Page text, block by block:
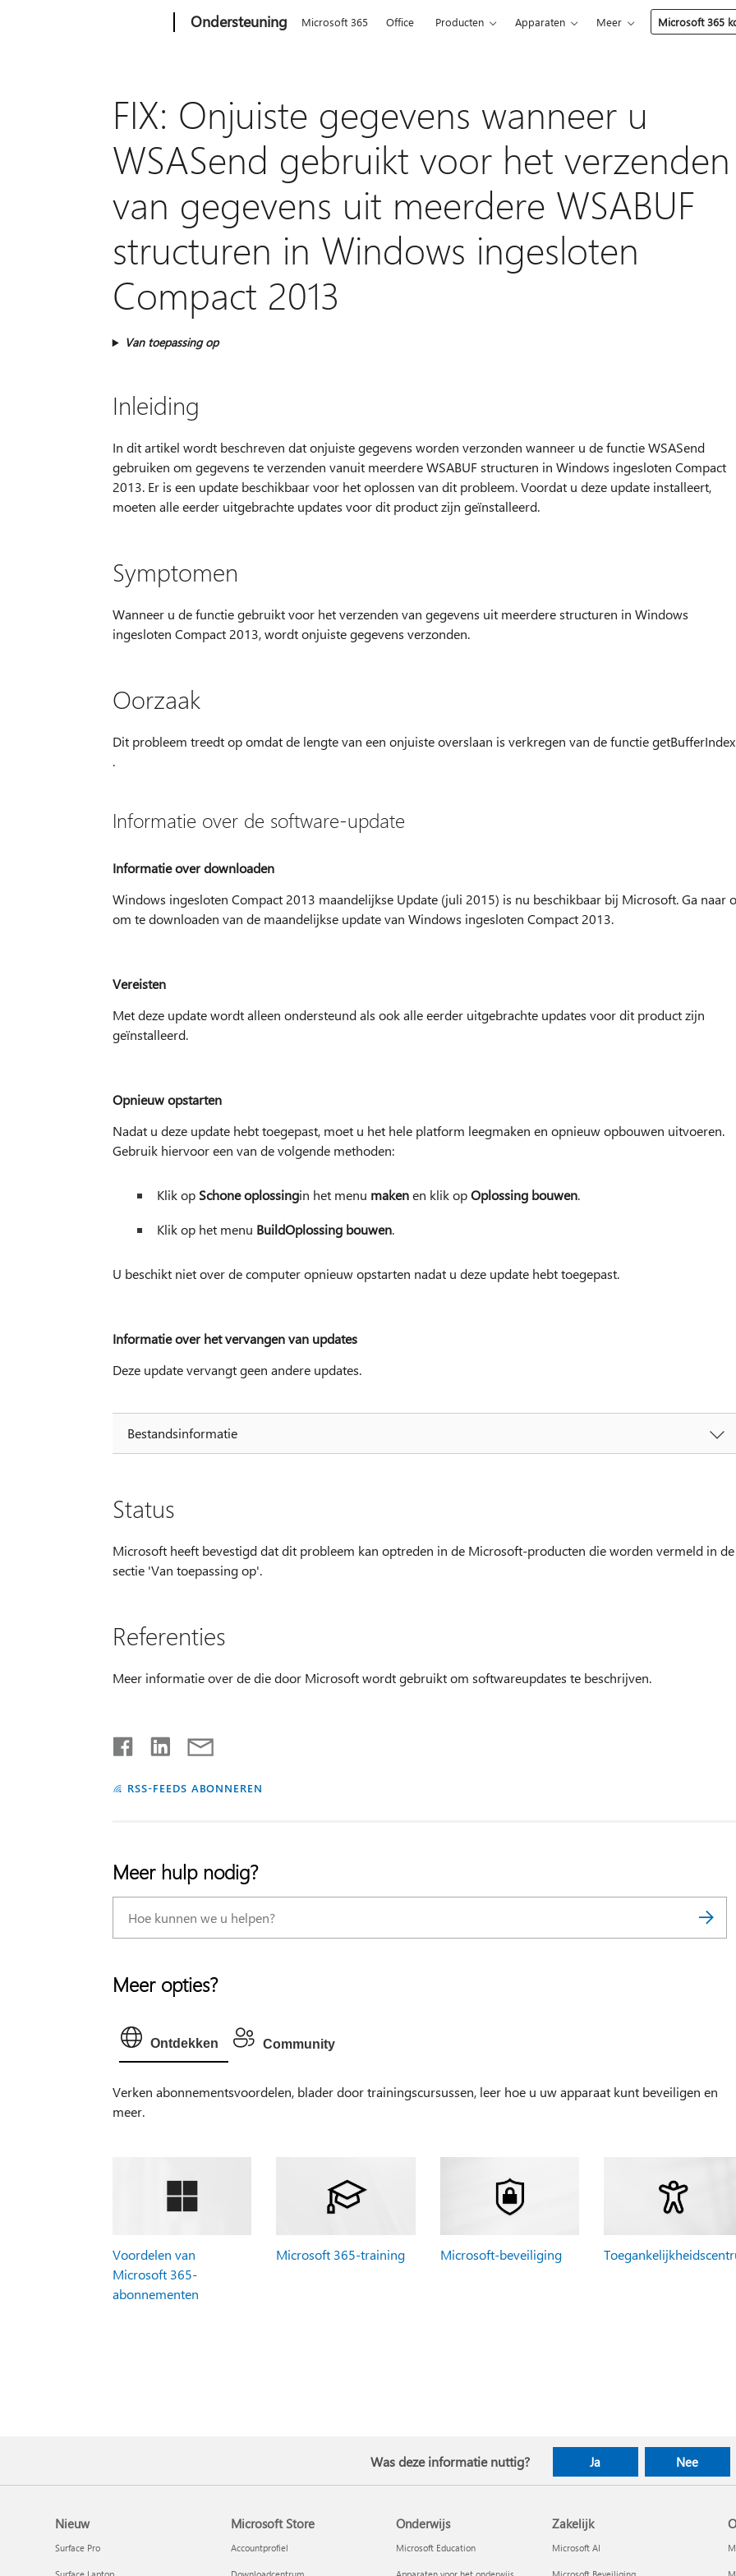
Ondersteuning Microsoft 365 Office Producten Apparaten Meer Microsoft 365
FIX: Onjuiste gegevens wanneer u
WSASend gebruikt voor het verzenden
van gegevens uit meerdere WSABUF
structuren in Windows ingesloten
Compact 2013
Van toepassing op
Inleiding
In dit artikel wordt beschreven dat onjuiste gegevens worden verzonden wanneer u de functie WSASend
gebruiken om gegevens te verzenden vanuit meerdere WSABUF structuren in Windows ingesloten Compact
2013. Er is een update beschikbaar voor het oplossen van dit probleem. Voordat u deze update installeert,
moeten alle eerder uitgebrachte updates voor dit product zijn geïnstalleerd.
Symptomen
Wanneer u de functie gebruikt voor het verzenden van gegevens uit meerdere structuren in Windows
ingesloten Compact 2013, wordt onjuiste gegevens verzonden.
Oorzaak
Dit probleem treedt op omdat de lengte van een onjuiste overslaan is verkregen van de functie
.
Informatie over de software-update
Informatie over downloaden
Windows ingesloten Compact 2013 maandelijkse Update (juli 2015) is nu beschikbaar bij Microsoft. Ga naar
om te downloaden van de maandelijkse update van Windows ingesloten Compact 2013.
Vereisten
Met deze update wordt alleen ondersteund als ook alle eerder uitgebrachte updates voor dit product zijn
geïnstalleerd.
Opnieuw opstarten
Nadat u deze update hebt toegepast, moet u het hele platform leegmaken en opnieuw opbouwen uitvoeren.
Gebruik hiervoor een van de volgende methoden:
Klik op Schone oplossingin het menu makenen klik opOplossing bouwen.
Klik op het menu BuildOplossing bouwen.
U beschikt niet over de computer opnieuw opstarten nadat u deze update hebt toegepast.
Informatie over het vervangen van updates
Deze update vervangt geen andere updates.
Bestandsinformatie
Status
Microsoft heeft bevestigd dat dit probleem kan optreden in de Microsoft-producten die worden vermeld in de
sectie 'Van toepassing op'.
Referenties
Meer informatie over de die door Microsoft wordt gebruikt om softwareupdates te beschrijven.
RSS-FEEDS ABONNEREN
Meer hulp nodig?
Meer opties?
Ontdekken Community
Verken abonnementsvoordelen, blader door trainingscursussen, leer hoe u uw apparaat kunt beveiligen en
meer.
Voordelen van
Microsoft 365-
abonnementen
Microsoft 365-training Microsoft-beveiliging
Was deze informatie nuttig? Ja Nee
Nieuw
Surface Pro
Microsoft Store
Accountprofiel
Onderwijs
Microsoft Education
Zakelijk
Microsoft AI